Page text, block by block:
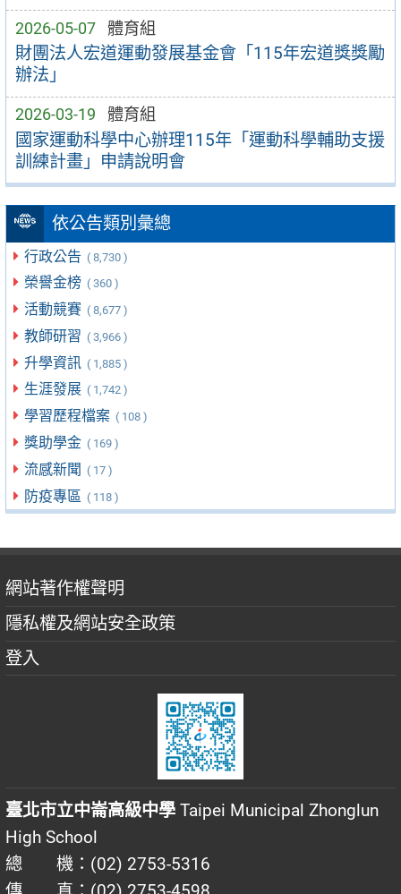
2026-05-07 體育組
財團法人宏道運動發展基金會「115年宏道獎獎勵
辦法」
2026-03-19 體育組
國家運動科學中心辦理115年「運動科學輔助支援
訓練計畫」申請說明會
依公告類別彙總
行政公告 ( 8,730 )
榮譽金榜 ( 360 )
活動競賽 ( 8,677 )
教師研習 ( 3,966 )
升學資訊 ( 1,885 )
生涯發展 ( 1,742 )
學習歷程檔案 ( 108 )
獎助學金 ( 169 )
流感新聞 ( 17 )
防疫專區 ( 118 )
網站著作權聲明
隱私權及網站安全政策
登入
臺北市立中崙高級中學 Taipei Municipal Zhonglun
High School
總 機：(02) 2753-5316